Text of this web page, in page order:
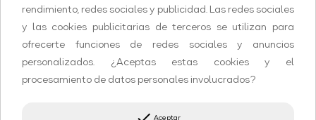
rendimiento, redes sociales y publicidad. Las redes sociales
y las cookies publicitarias de terceros se utilizan para
ofrecerte funciones de redes sociales y anuncios
personalizados. ¿Aceptas estas cookies y el
procesamiento de datos personales involucrados?
Aceptar